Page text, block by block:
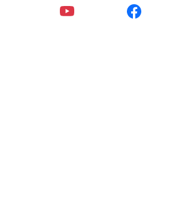
Rechnung/Banküberweisung